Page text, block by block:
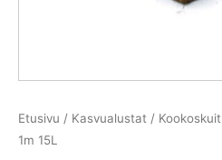
Etusivu / Kasvualustat /
1m 15L